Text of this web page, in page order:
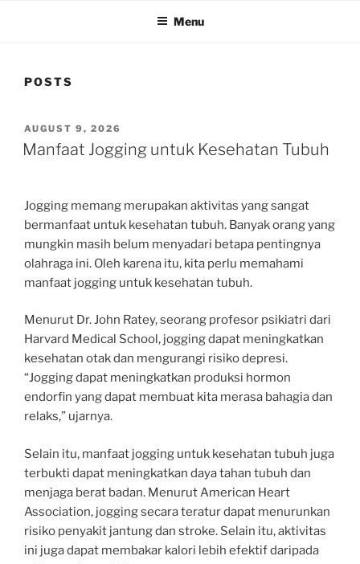
Menu
POSTS
POSTED
ON
AUGUST 9, 2026
Manfaat Jogging untuk Kesehatan Tubuh
Jogging memang merupakan aktivitas yang sangat
bermanfaat untuk kesehatan tubuh. Banyak orang yang
mungkin masih belum menyadari betapa pentingnya
olahraga ini. Oleh karena itu, kita perlu memahami
manfaat jogging untuk kesehatan tubuh.
Menurut Dr. John Ratey, seorang profesor psikiatri dari
Harvard Medical School, jogging dapat meningkatkan
kesehatan otak dan mengurangi risiko depresi.
“Jogging dapat meningkatkan produksi hormon
endorfin yang dapat membuat kita merasa bahagia dan
relaks,” ujarnya.
Selain itu, manfaat jogging untuk kesehatan tubuh juga
terbukti dapat meningkatkan daya tahan tubuh dan
menjaga berat badan. Menurut American Heart
Association, jogging secara teratur dapat menurunkan
risiko penyakit jantung dan stroke. Selain itu, aktivitas
ini juga dapat membakar kalori lebih efektif daripada